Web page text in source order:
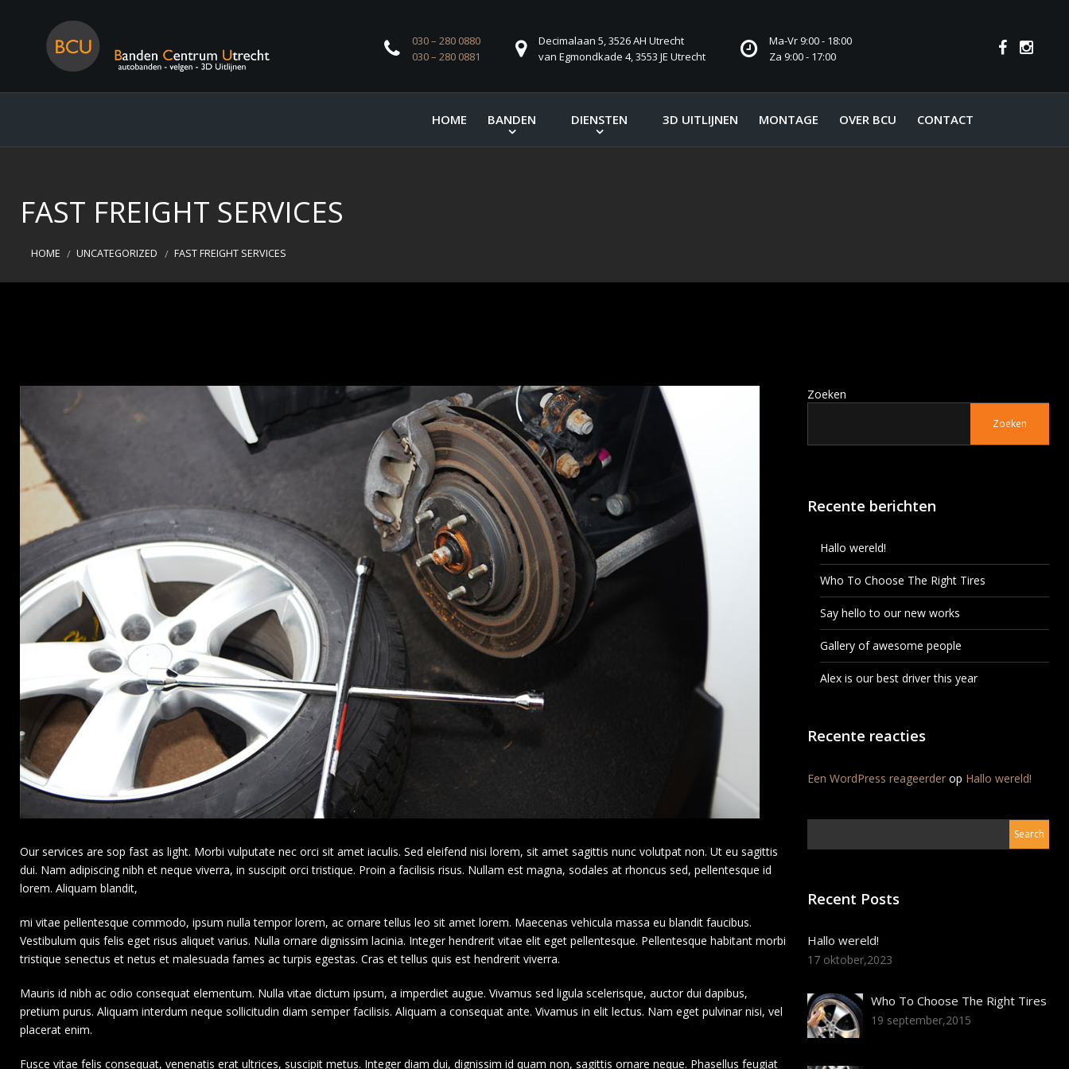
030 – 280 0880
030 – 280 0881
Decimalaan 5, 3526 AH Utrecht
van Egmondkade 4, 3553 JE Utrecht
Ma-Vr 9:00 - 18:00
Za 9:00 - 17:00
HOME BANDEN DIENSTEN 3D UITLIJNEN MONTAGE OVER BCU CONTACT
FAST FREIGHT SERVICES
HOME UNCATEGORIZED FAST FREIGHT SERVICES
Our services are sop fast as light. Morbi vulputate nec orci sit amet iaculis. Sed eleifend nisi lorem, sit amet sagittis nunc volutpat non. Ut eu sagittis
dui. Nam adipiscing nibh et neque viverra, in suscipit orci tristique. Proin a facilisis risus. Nullam est magna, sodales at rhoncus sed, pellentesque id
lorem. Aliquam blandit,
mi vitae pellentesque commodo, ipsum nulla tempor lorem, ac ornare tellus leo sit amet lorem. Maecenas vehicula massa eu blandit faucibus.
Vestibulum quis felis eget risus aliquet varius. Nulla ornare dignissim lacinia. Integer hendrerit vitae elit eget pellentesque. Pellentesque habitant morbi
tristique senectus et netus et malesuada fames ac turpis egestas. Cras et tellus quis est hendrerit viverra.
Mauris id nibh ac odio consequat elementum. Nulla vitae dictum ipsum, a imperdiet augue. Vivamus sed ligula scelerisque, auctor dui dapibus,
pretium purus. Aliquam interdum neque sollicitudin diam semper facilisis. Aliquam a consequat ante. Vivamus in elit lectus. Nam eget pulvinar nisi, vel
placerat enim.
Fusce vitae felis consequat, venenatis erat ultrices, suscipit metus. Integer diam dui, dignissim id quam non, sagittis ornare neque. Phasellus feugiat
Zoeken
Zoeken
Recente berichten
Hallo wereld!
Who To Choose The Right Tires
Say hello to our new works
Gallery of awesome people
Alex is our best driver this year
Recente reacties
Een WordPress reageerder op Hallo wereld!
Recent Posts
Hallo wereld!
17 oktober,2023
Who To Choose The Right Tires
19 september,2015